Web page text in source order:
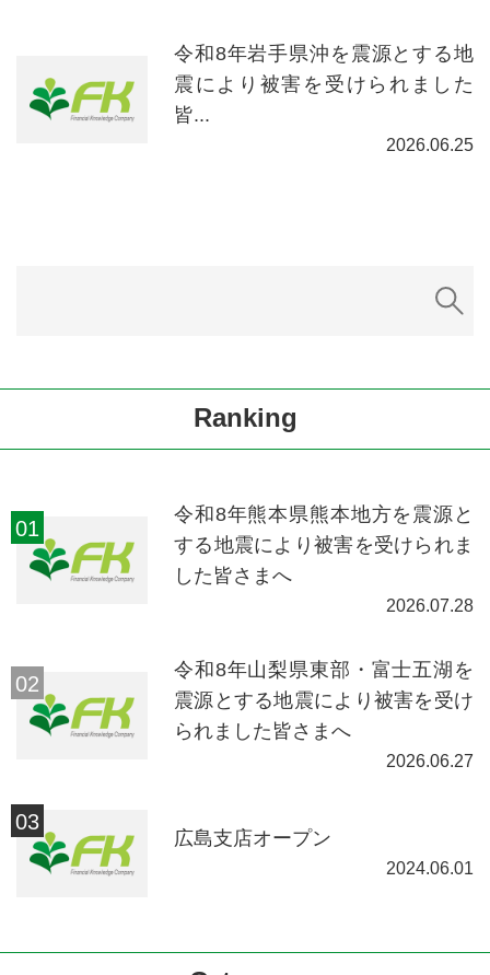
令和8年岩手県沖を震源とする地
震により被害を受けられました
皆...
2026.06.25
Ranking
令和8年熊本県熊本地方を震源と
する地震により被害を受けられま
した皆さまへ
2026.07.28
令和8年山梨県東部・富士五湖を
震源とする地震により被害を受け
られました皆さまへ
2026.06.27
広島支店オープン
2024.06.01